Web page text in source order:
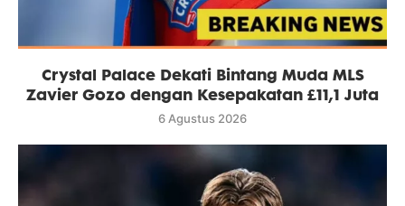
Crystal Palace Dekati Bintang Muda MLS
Zavier Gozo dengan Kesepakatan £11,1 Juta
6 Agustus 2026